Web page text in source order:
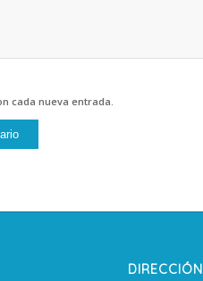
cada nueva entrada.
DIRECCIÓN